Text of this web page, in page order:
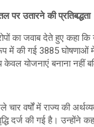
पर उतारने की प्रतिबद्धता
का जवाब देते हुए कहा
में की गई 3885 घोषणाओं
केवल योजनाएं बनाना नहीं
चार वर्षों में राज्य की
दर्ज की गई है।